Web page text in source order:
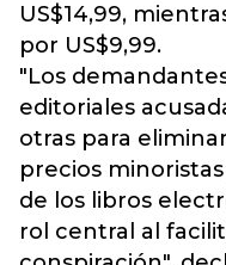
US$14,99,
por US$9,99.
"Los
editoriales
otras para
precios
de los libros
rol central al